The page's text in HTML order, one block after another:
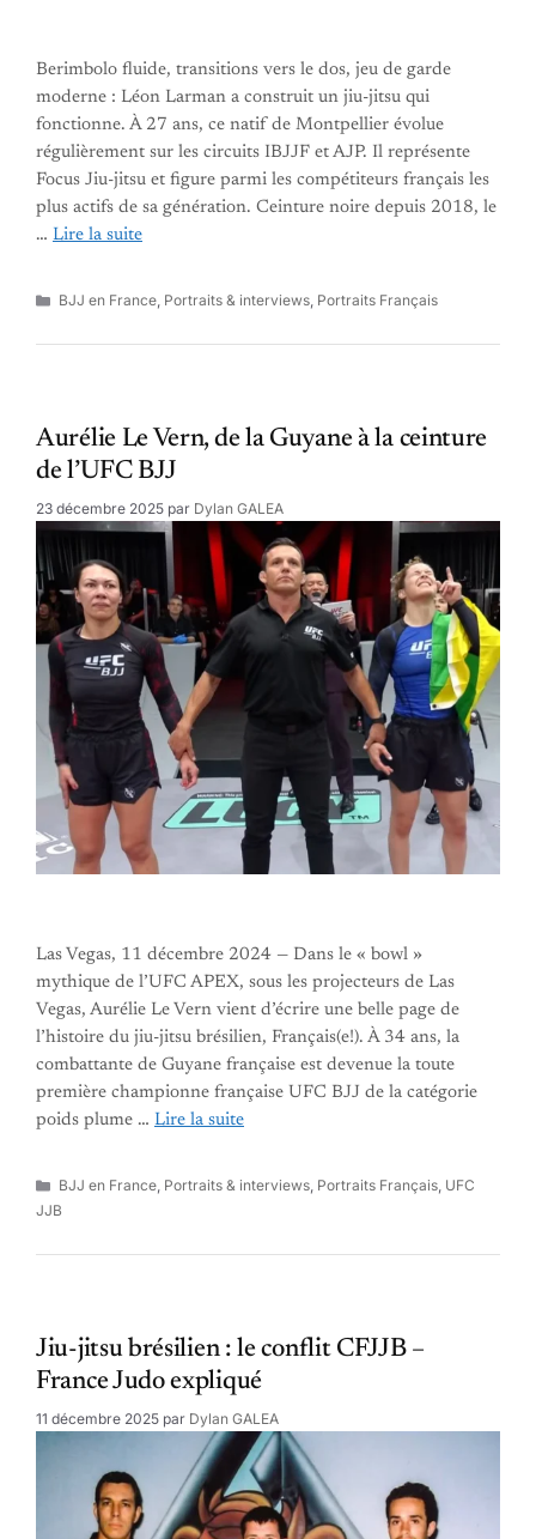
Berimbolo fluide, transitions vers le dos, jeu de garde
moderne : Léon Larman a construit un jiu-jitsu qui
fonctionne. À 27 ans, ce natif de Montpellier évolue
régulièrement sur les circuits IBJJF et AJP. Il représente
Focus Jiu-jitsu et figure parmi les compétiteurs français les
plus actifs de sa génération. Ceinture noire depuis 2018, le
… Lire la suite
Catégories
BJJ en France, Portraits & interviews, Portraits Français
Aurélie Le Vern, de la Guyane à la ceinture
de l’UFC BJJ
23 décembre 2025 par Dylan GALEA
Las Vegas, 11 décembre 2024 — Dans le « bowl »
mythique de l’UFC APEX, sous les projecteurs de Las
Vegas, Aurélie Le Vern vient d’écrire une belle page de
l’histoire du jiu-jitsu brésilien, Français(e!). À 34 ans, la
combattante de Guyane française est devenue la toute
première championne française UFC BJJ de la catégorie
poids plume … Lire la suite
Catégories
BJJ en France, Portraits & interviews, Portraits Français, UFC
JJB
Jiu-jitsu brésilien : le conflit CFJJB –
France Judo expliqué
11 décembre 2025 par Dylan GALEA